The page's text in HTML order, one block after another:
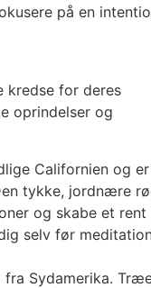
på en
kredse for deres
oprindelser og
Californien og er
tykke, jordnære
og skabe et rent
selv før
fra Sydamerika.